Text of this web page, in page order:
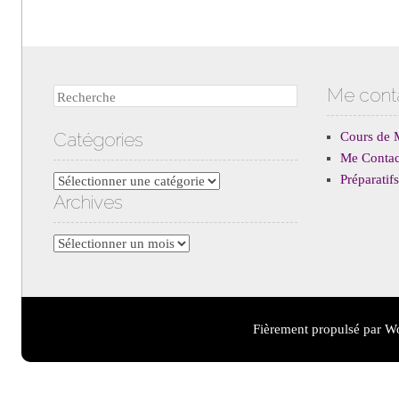
Recherche
Catégories
Catégories
Archives
Archives
Me
Cours de
Me
Fièrement propulsé par